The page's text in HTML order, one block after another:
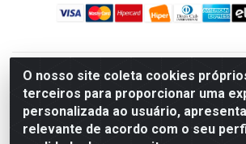
O nosso site coleta cookies
terceiros para proporcionar uma
personalizada ao usuário,
relevante de acordo com o seu
JRS Distribuição e Logística LTDA -
Sacramento Torga 70, Vila Nossa
João Del Rei/MG - CEP 36305-334 - CNPJ
02